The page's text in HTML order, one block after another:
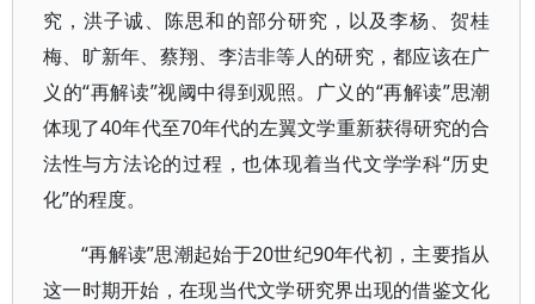
究，洪子诚、陈思和的部分研究，以及李杨、贺桂
梅、旷新年、蔡翔、李洁非等人的研究，都应该在广
义的“再解读”视阈中得到观照。广义的“再解读”思潮
体现了40年代至70年代的左翼文学重新获得研究的合
法性与方法论的过程，也体现着当代文学学科“历史
化”的程度。
“再解读”思潮起始于20世纪90年代初，主要指从
这一时期开始，在现当代文学研究界出现的借鉴文化